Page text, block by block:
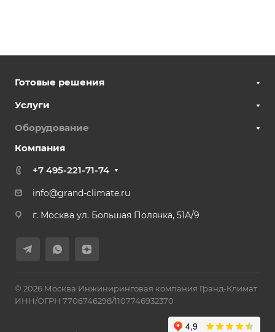
Готовые решения
Услуги
Оборудование
Компания
+7 495-221-71-74
info@grand-climate.ru
г. Москва ул. Большая Полянка, 51А/9
© 2026 Москва Инжиниринговая компания Гранд-Климат
ИНН/ОГРН 7706746298/1107746932370